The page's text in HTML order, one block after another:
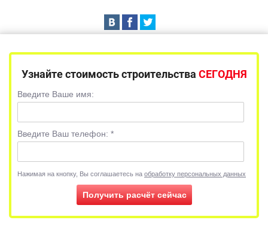
Узнайте стоимость строительства СЕГОДНЯ
Введите Ваше имя:
Введите Ваш телефон: *
Нажимая на кнопку, Вы соглашаетесь на обработку персональных данных